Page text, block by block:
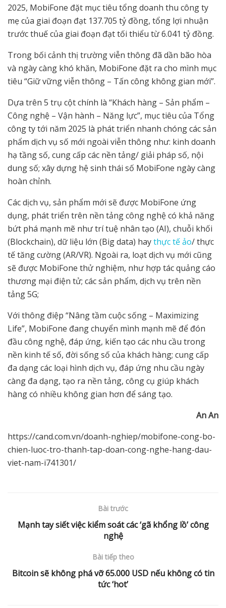
2025, MobiFone đặt mục tiêu tổng doanh thu công ty
mẹ của giai đoạn đạt 137.705 tỷ đồng, tổng lợi nhuận
trước thuế của giai đoạn đạt tối thiểu từ 6.041 tỷ đồng.
Trong bối cảnh thị trường viễn thông đã dần bão hòa
và ngày càng khó khăn, MobiFone đặt ra cho mình mục
tiêu “Giữ vững viễn thông – Tấn công không gian mới”.
Dựa trên 5 trụ cột chính là “Khách hàng – Sản phẩm –
Công nghệ – Vận hành – Năng lực”, mục tiêu của Tổng
công ty tới năm 2025 là phát triển nhanh chóng các sản
phẩm dịch vụ số mới ngoài viễn thông như: kinh doanh
hạ tầng số, cung cấp các nền tảng/ giải pháp số, nội
dung số; xây dựng hệ sinh thái số MobiFone ngày càng
hoàn chỉnh.
Các dịch vụ, sản phẩm mới sẽ được MobiFone ứng
dụng, phát triển trên nền tảng công nghệ có khả năng
bứt phá mạnh mẽ như trí tuệ nhân tạo (AI), chuỗi khối
(Blockchain), dữ liệu lớn (Big data) haythực tế ảo/ thực
tế tăng cường (AR/VR). Ngoài ra, loạt dịch vụ mới cũng
sẽ được MobiFone thử nghiệm, như hợp tác quảng cáo
thương mại điện tử; các sản phẩm, dịch vụ trên nền
tảng 5G;
Với thông điệp “Nâng tầm cuộc sống – Maximizing
Life”, MobiFone đang chuyển mình mạnh mẽ để đón
đầu công nghệ, đáp ứng, kiến tạo các nhu cầu trong
nền kinh tế số, đời sống số của khách hàng; cung cấp
đa dạng các loại hình dịch vụ, đáp ứng nhu cầu ngày
càng đa dạng, tạo ra nền tảng, công cụ giúp khách
hàng có nhiều không gian hơn để sáng tạo.
An An
https://cand.com.vn/doanh-nghiep/mobifone-cong-bo-
chien-luoc-tro-thanh-tap-doan-cong-nghe-hang-dau-
viet-nam-i741301/
Bài trước
Mạnh tay siết việc kiểm soát các ‘gã khổng lồ’ công
nghệ
Bài tiếp theo
Bitcoin sẽ không phá vỡ 65.000 USD nếu không có tin
tức ‘hot’